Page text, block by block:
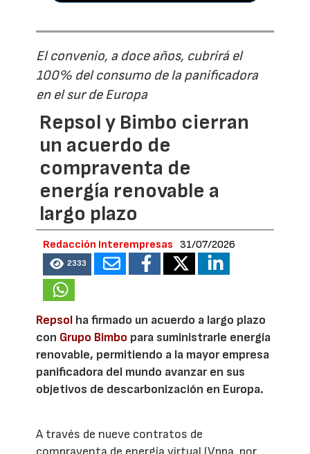
El convenio, a doce años, cubrirá el
100% del consumo de la panificadora
en el sur de Europa
Repsol y Bimbo cierran
un acuerdo de
compraventa de
energía renovable a
largo plazo
Redacción Interempresas 31/07/2026
2333
Repsol ha firmado un acuerdo a largo plazo
con Grupo Bimbo para suministrarle energía
renovable, permitiendo a la mayor empresa
panificadora del mundo avanzar en sus
objetivos de descarbonización en Europa.
A través de nueve contratos de